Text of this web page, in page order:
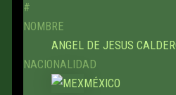
#
NOMBRE
ANGEL DE JESUS
NACIONALIDAD
MÉXICO